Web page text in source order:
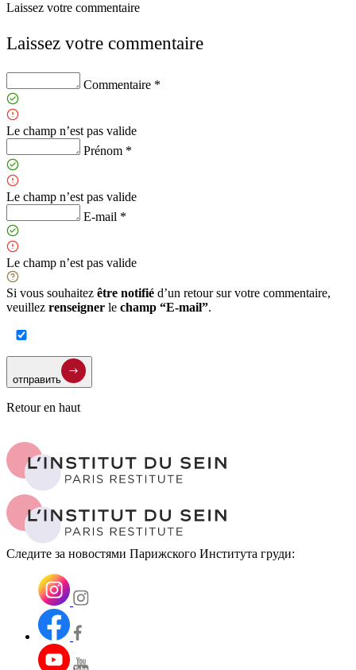
Laissez votre commentaire
Laissez votre commentaire
Commentaire *
Le champ n’est pas valide
Prénom *
Le champ n’est pas valide
E-mail *
Le champ n’est pas valide
Si vous souhaitez être notifié d’un retour sur votre commentaire,
veuillez renseigner le champ “E-mail”.
отправить
Retour en haut
Следите за новостями Парижского Института груди: